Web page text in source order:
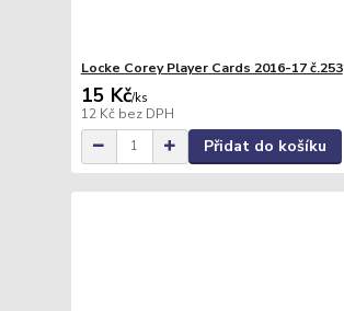
Locke Corey Player Cards 2016-17 č.253
15 Kč/ks
12 Kč bez DPH
Přidat do košíku